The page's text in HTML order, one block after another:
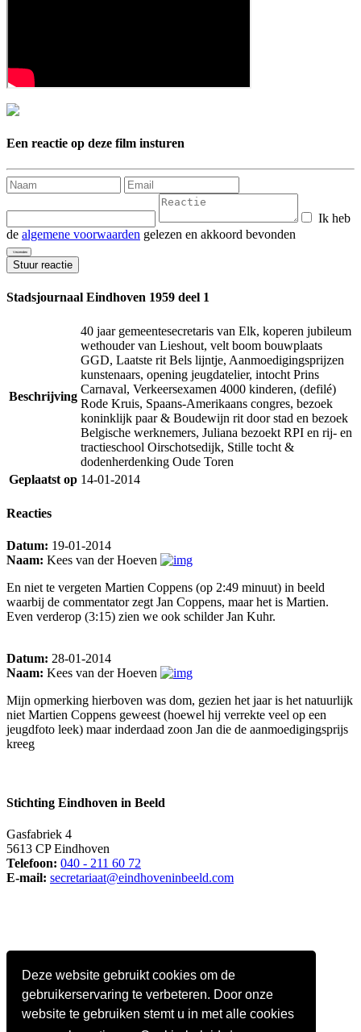
Deze website gebruikt cookies om de
gebruikerservaring te verbeteren. Door onze
website te gebruiken stemt u in met alle cookies
Een reactie op deze film insturen
Ik heb
de algemene voorwaarden gelezen en akkoord bevonden
Stuur reactie
Stadsjournaal Eindhoven 1959 deel 1
Beschrijving
40 jaar gemeentesecretaris van Elk, koperen jubileum
wethouder van Lieshout, velt boom bouwplaats
GGD, Laatste rit Bels lijntje, Aanmoedigingsprijzen
kunstenaars, opening jeugdatelier, intocht Prins
Carnaval, Verkeersexamen 4000 kinderen, (defilé)
Rode Kruis, Spaans-Amerikaans congres, bezoek
koninklijk paar & Boudewijn rit door stad en bezoek
Belgische werknemers, Juliana bezoekt RPI en rij- en
tractieschool Oirschotsedijk, Stille tocht &
dodenherdenking Oude Toren
Geplaatst op 14-01-2014
Reacties
Datum: 19-01-2014
Naam: Kees van der Hoeven
En niet te vergeten Martien Coppens (op 2:49 minuut) in beeld
waarbij de commentator zegt Jan Coppens, maar het is Martien.
Even verderop (3:15) zien we ook schilder Jan Kuhr.
Datum: 28-01-2014
Naam: Kees van der Hoeven
Mijn opmerking hierboven was dom, gezien het jaar is het natuurlijk
niet Martien Coppens geweest (hoewel hij verrekte veel op een
jeugdfoto leek) maar inderdaad zoon Jan die de aanmoedigingsprijs
kreeg
Stichting Eindhoven in Beeld
Gasfabriek 4
5613 CP Eindhoven
Telefoon: 040 - 211 60 72
E-mail: secretariaat@eindhoveninbeeld.com